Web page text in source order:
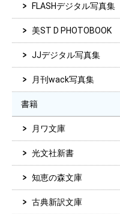
FLASHデジタル写真集
美ST D PHOTOBOOK
JJデジタル写真集
月刊wack写真集
書籍
月ワ文庫
光文社新書
知恵の森文庫
古典新訳文庫